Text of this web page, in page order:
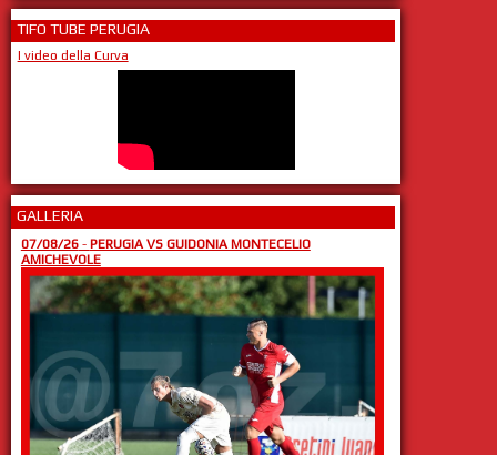
TIFO TUBE PERUGIA
I video della Curva
GALLERIA
07/08/26- PERUGIA VS GUIDONIA MONTECELIO
AMICHEVOLE